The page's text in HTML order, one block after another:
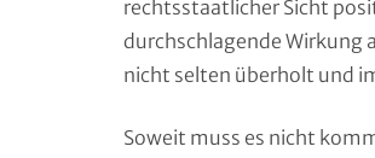
rechtsstaatlicher Sicht
durchschlagende Wirkung
nicht selten überholt und
Soweit muss es nicht